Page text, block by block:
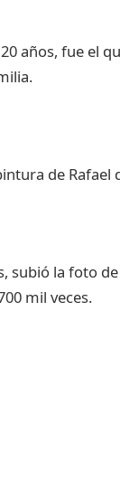
años, fue el
subió la foto
mil veces.